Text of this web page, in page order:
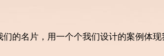
的名片，用一个个我们设计的案例体现